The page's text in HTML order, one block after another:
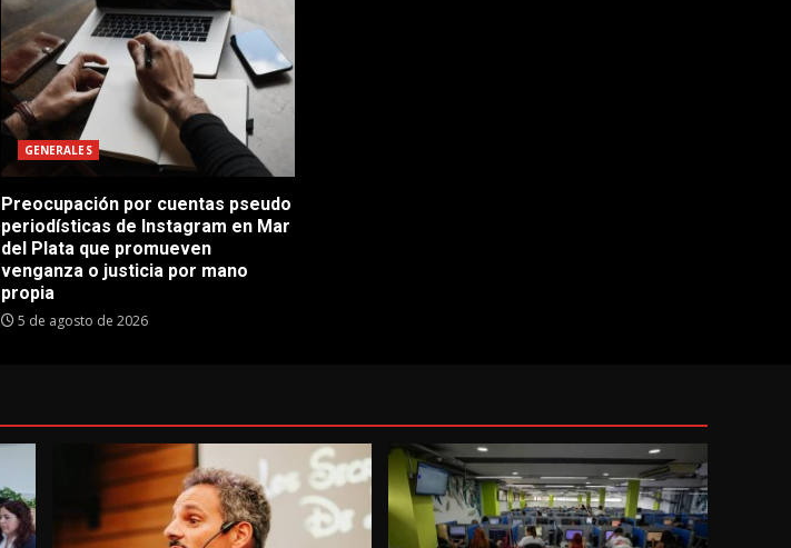
GENERALES
Preocupación por cuentas pseudo
periodísticas de Instagram en Mar
del Plata que promueven
venganza o justicia por mano
propia
5 de agosto de 2026